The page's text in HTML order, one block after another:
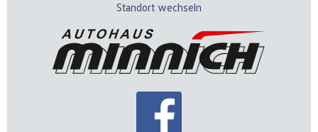
Standort wechseln